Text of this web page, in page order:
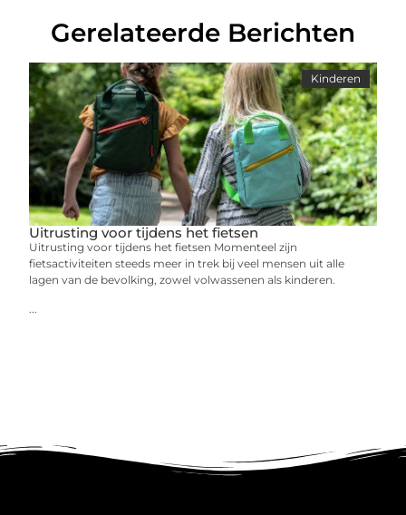
Gerelateerde Berichten
Kinderen
Uitrusting voor tijdens het fietsen
Uitrusting voor tijdens het fietsen Momenteel zijn
fietsactiviteiten steeds meer in trek bij veel mensen uit alle
lagen van de bevolking, zowel volwassenen als kinderen.